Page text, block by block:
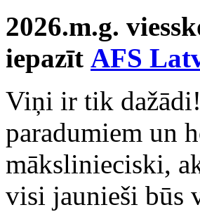
2026.m.g.
iepazīt AFS
Viņi ir tik
paradumiem un
mākslinieciski,
visi jaunieši būs